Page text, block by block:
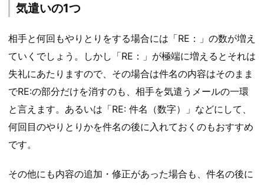
気遣いの1つ
相手と何回もやりとりをする場合には「RE：」の数が増え
ていくでしょう。しかし「RE：」が極端に増えるとそれは
失礼にあたりますので、その場合は件名の内容はそのまま
でRE:の部分だけを消すのも、相手を気遣うメールの一環
と言えます。あるいは「RE: 件名（数字）」などにして、
何回目のやりとりかを件名の後に入れておくのもおすすめ
です。
その他にも内容の追加・修正があった場合も、件名の後に